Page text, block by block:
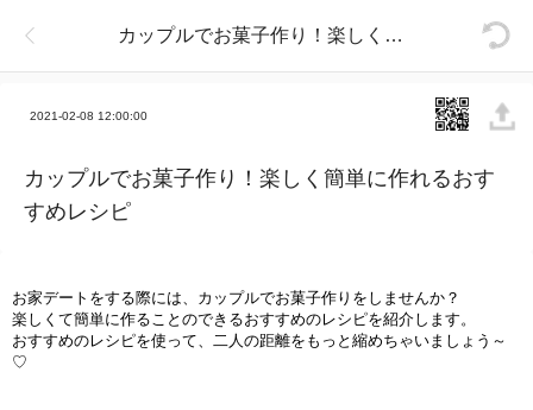
カップルでお菓子作り！楽しく簡単に作れるおすすめレシピ
2021-02-08 12:00:00
カップルでお菓子作り！楽しく簡単に作れるおす
すめレシピ
お家デー トをする際には、カップルでお菓子作りをしませんか？
楽しくて簡単に作ることのできるおすすめのレシピを紹介します。
おすすめのレシピを使って、 二人の距離を もっと縮めちゃいましょう～
♡